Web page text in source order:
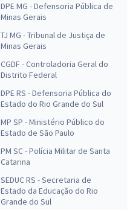
DPE MG - Defensoria Pública de
Minas Gerais
TJ MG - Tribunal de Justiça de
Minas Gerais
CGDF - Controladoria Geral do
Distrito Federal
DPE RS - Defensoria Pública do
Estado do Rio Grande do Sul
MP SP - Ministério Público do
Estado de São Paulo
PM SC - Polícia Militar de Santa
Catarina
SEDUC RS - Secretaria de
Estado da Educação do Rio
Grande do Sul